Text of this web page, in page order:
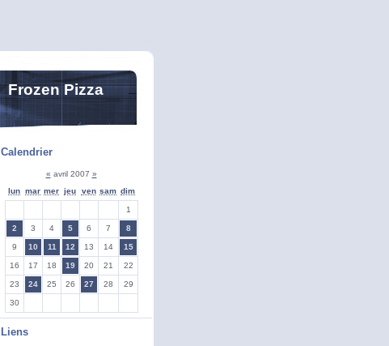
Frozen Pizza
Calendrier
« avril 2007 »
lun mar mer jeu ven sam dim
1
2 3 4 5 6 7 8
9 10 11 12 13 14 15
16 17 18 19 20 21 22
23 24 25 26 27 28 29
30
Liens